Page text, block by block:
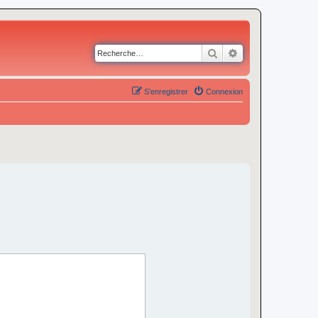
Rechercher
Connexion
S’enregistrer